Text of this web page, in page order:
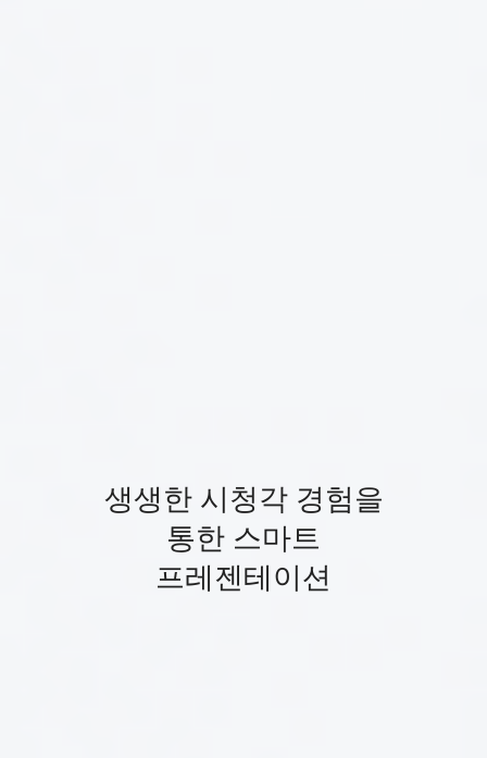
생생한 시청각 경험을
통한 스마트
프레젠테이션